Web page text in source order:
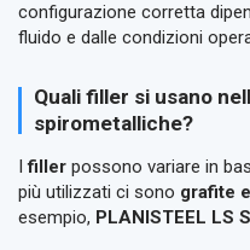
configurazione corretta
fluido e dalle condizioni
Quali filler si usano
spirometalliche?
Ifiller possono variare in
più utilizzati ci sono grafite
esempio, PLANISTEEL LS